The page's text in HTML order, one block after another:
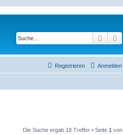
Suche
Anmelden
Registrieren
Die Suche ergab 18 Treffer • Seite 1 von